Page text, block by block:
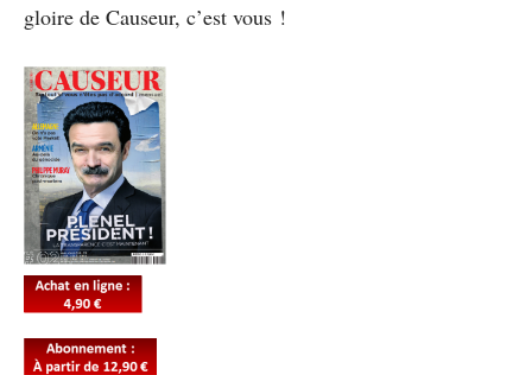
gloire de Causeur, c’est vous !